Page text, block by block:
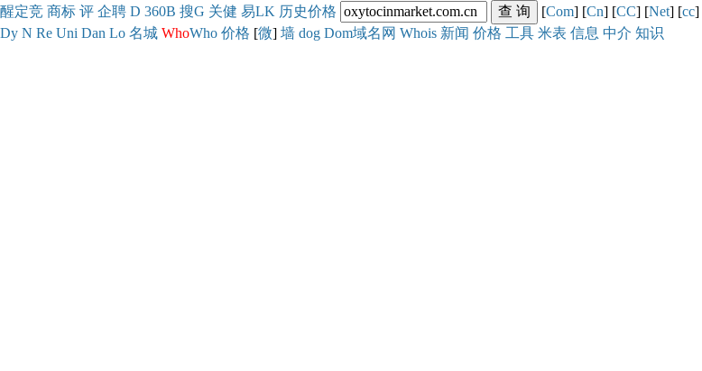
醒定竞 商标 评 企聘 D 360B 搜G 关健 易LK 历史价格 [Com] [Cn] [CC] [Net] [cc]
Dy N Re Uni Dan Lo 名城 WhoWho 价格 [微] 墙 dog Dom域名网 Whois 新闻 价格 工具 米表 信息 中介 知识